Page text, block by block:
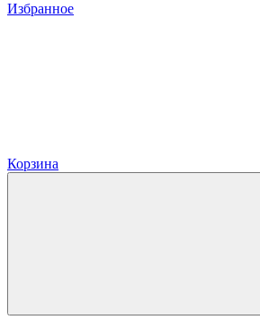
Избранное
Корзина